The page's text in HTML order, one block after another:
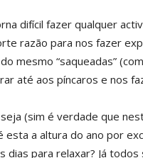
difícil fazer qualquer
razão para nos fazer
mesmo “saqueadas”
até aos píncaros e nos
(sim é verdade que
esta a altura do ano por
dias para relaxar? Já